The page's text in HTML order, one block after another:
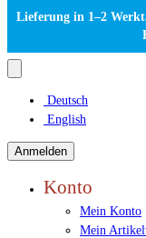
Deutsch
English
Anmelden
Konto
Mein Konto
Mein
Lieferung in 1–2